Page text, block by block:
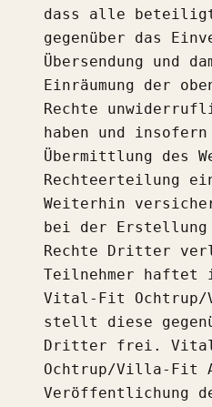
dass alle
gegenüber das
Übersendung und
Einräumung der
Rechte
haben und
Übermittlung des
Rechteerteilung
Weiterhin
bei der Erstellung
Rechte Dritter
Teilnehmer haftet
Vital-Fit Ochtrup/
stellt diese
Dritter frei.
Ochtrup/Villa-Fit
Veröffentlichung